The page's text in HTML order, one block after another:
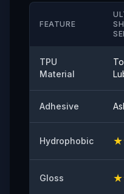
-40°-120°
≤0,35（N/25mm）
Anfängliche Haftung
FEATURE
TPU
Material
Adhesive
Hydrophobic ★
Gloss ★